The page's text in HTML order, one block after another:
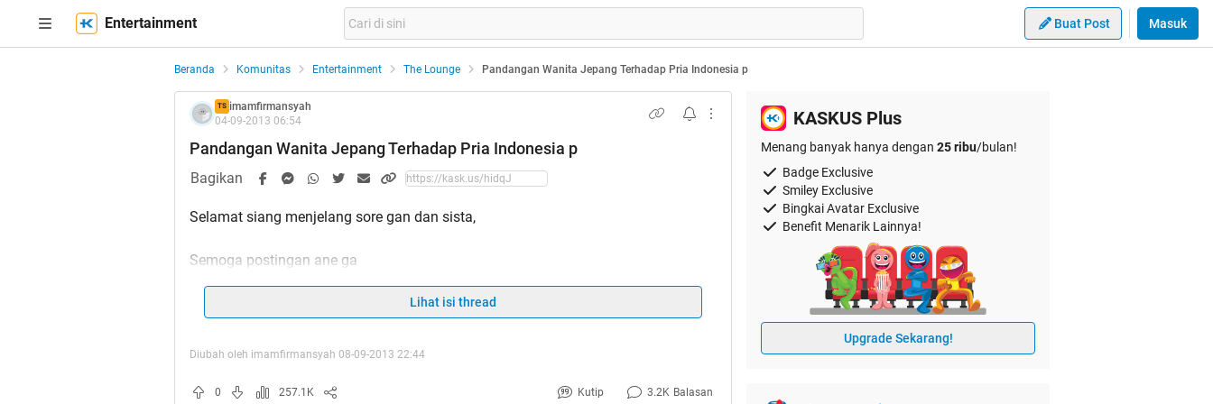
Entertainment Buat Post Masuk
Beranda Komunitas Entertainment The Lounge Pandangan Wanita Jepang Terhadap Pria Indonesia p
TS imamfirmansyah
04-09-2013 06:54
Pandangan Wanita Jepang Terhadap Pria Indonesia p
Bagikan
Selamat siang menjelang sore gan dan sista,
Semoga postingan ane ga
Spoilerforrepost:
Lihat isi thread
Diubah oleh imamfirmansyah 08-09-2013 22:44
0 257.1K Kutip 3.2K Balasan
KASKUS Plus
Menang banyak hanya dengan 25 ribu/bulan!
Badge Exclusive
Smiley Exclusive
Bingkai Avatar Exclusive
Benefit Menarik Lainnya!
Upgrade Sekarang!